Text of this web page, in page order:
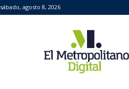
sábado, agosto 8, 2026
Metropolitano
Digital